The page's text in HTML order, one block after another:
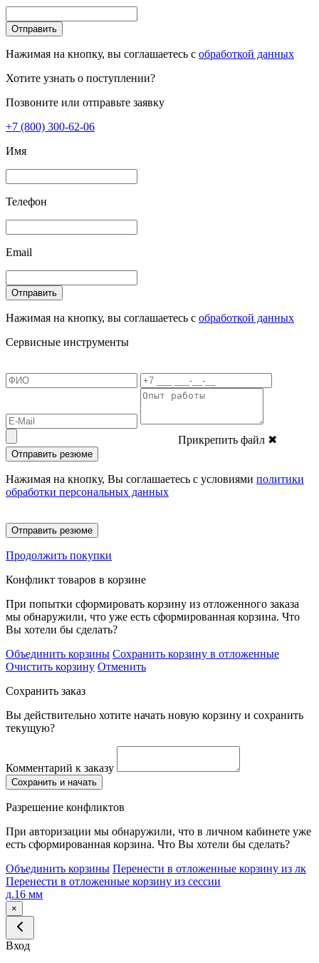
Отправить
Нажимая на кнопку, вы соглашаетесь с обработкой данных
Хотите узнать о поступлении?
Позвоните или отправьте заявку
+7 (800) 300-62-06
Имя
Телефон
Email
Отправить
Нажимая на кнопку, вы соглашаетесь с обработкой данных
Сервисные инструменты
Прикрепить файл ✖
Отправить резюме
Нажимая на кнопку, Вы соглашаетесь с условиями политики
обработки персональных данных
Отправить резюме
Продолжить покупки
Конфликт товаров в корзине
При попытки сформировать корзину из отложенного заказа
мы обнаружили, что уже есть сформированная корзина. Что
Вы хотели бы сделать?
Объединить корзины Сохранить корзину в отложенные
Очистить корзину Отменить
Сохранить заказ
Вы действительно хотите начать новую корзину и сохранить
текущую?
Комментарий к заказу
Сохранить и начать
Разрешение конфликтов
При авторизации мы обнаружили, что в личном кабинете уже
есть сформированная корзина. Что Вы хотели бы сделать?
Объединить корзины Перенести в отложенные корзину из лк
Перенести в отложенные корзину из сессии
д.16 мм
×
Вход